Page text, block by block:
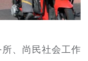
、尚民社会工作